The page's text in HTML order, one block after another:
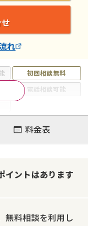
初回相談無料
電話相談可能
離婚裁判
養育費問題
れ
料金表
イントはあります
無料相談を利用し